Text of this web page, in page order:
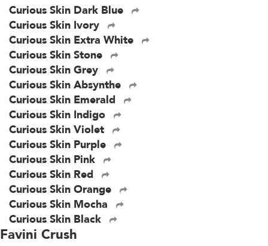
Curious Skin Dark Blue
Curious Skin Ivory
Curious Skin Extra White
Curious Skin Stone
Curious Skin Grey
Curious Skin Absynthe
Curious Skin Emerald
Curious Skin Indigo
Curious Skin Violet
Curious Skin Purple
Curious Skin Pink
Curious Skin Red
Curious Skin Orange
Curious Skin Mocha
Curious Skin Black
Favini Crush